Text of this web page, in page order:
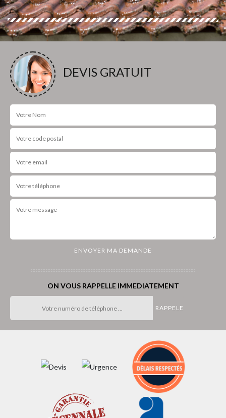
DEVIS GRATUIT
ON VOUS RAPPELLE IMMEDIATEMENT